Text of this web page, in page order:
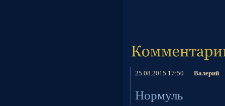
25.08.2015 17:50 Валерий
Нормуль